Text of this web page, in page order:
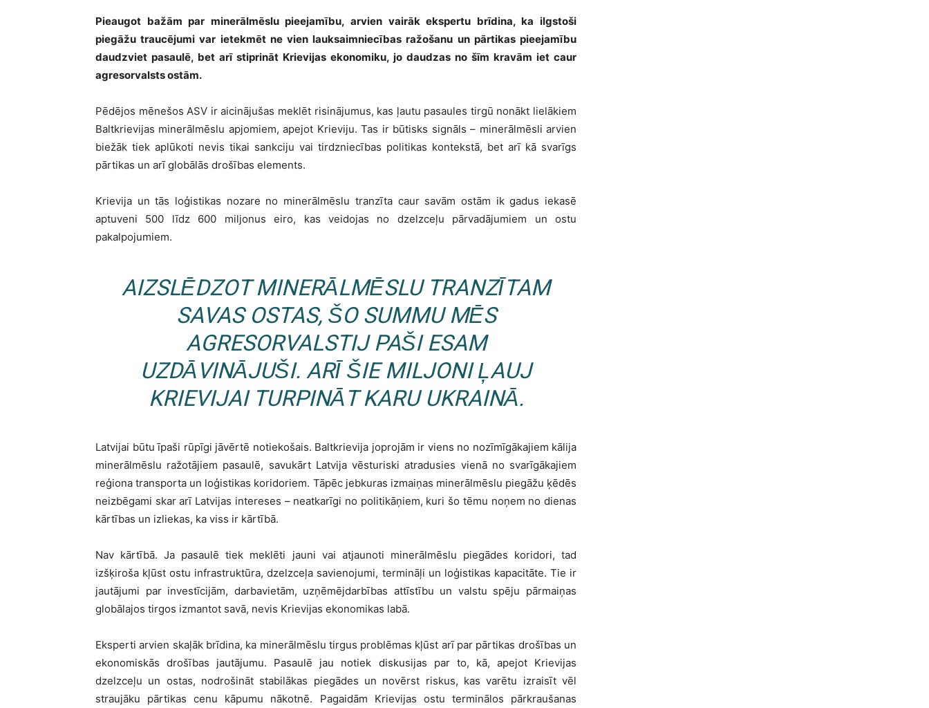
Pieaugot bažām par minerālmēslu pieejamību, arvien vairāk ekspertu brīdina, ka ilgstoši
piegāžu traucējumi var ietekmēt ne vienlauksaimniecības ražošanu unpārtikas pieejamību
daudzviet pasaulē, bet arī stiprināt Krievijas ekonomiku, jo daudzas no šīm kravām iet caur
agresorvalsts ostām.
Pēdējos mēnešos ASV ir aicinājušas meklēt risinājumus, kas ļautu pasaules tirgū nonākt lielākiem
Baltkrievijas minerālmēslu apjomiem, apejot Krieviju. Tas ir būtisks signāls – minerālmēsli arvien
biežāk tiek aplūkoti nevis tikai sankciju vai tirdzniecības politikas kontekstā, bet arī kā svarīgs
pārtikas un arī globālās drošības elements.
Krievija un tās loģistikas nozare no minerālmēslu tranzīta caur savām ostām ik gadus iekasē
aptuveni 500 līdz 600 miljonus eiro, kas veidojas no dzelzceļu pārvadājumiem un ostu
pakalpojumiem.
AIZSLĒDZOT MINERĀLMĒSLU TRANZĪTAM
SAVAS OSTAS, ŠO SUMMU MĒS
AGRESORVALSTIJ PAŠI ESAM
UZDĀVINĀJUŠI. ARĪ ŠIE MILJONI ĻAUJ
KRIEVIJAI TURPINĀT KARU UKRAINĀ.
Latvijai būtu īpaši rūpīgi jāvērtē notiekošais. Baltkrievija joprojām ir viens no nozīmīgākajiem kālija
minerālmēslu ražotājiem pasaulē, savukārt Latvija vēsturiski atradusies vienā no svarīgākajiem
reģiona transporta un loģistikas koridoriem. Tāpēc jebkuras izmaiņas minerālmēslu piegāžu ķēdēs
neizbēgami skar arī Latvijas intereses – neatkarīgi no politikāņiem, kuri šo tēmu noņem no dienas
kārtības un izliekas, ka viss ir kārtībā.
Nav kārtībā. Ja pasaulē tiek meklēti jauni vai atjaunoti minerālmēslu piegādes koridori, tad
izšķiroša kļūst ostu infrastruktūra, dzelzceļa savienojumi, termināļi un loģistikas kapacitāte. Tie ir
jautājumi par investīcijām, darbavietām, uzņēmējdarbības attīstību un valstu spēju pārmaiņas
globālajos tirgos izmantot savā, nevis Krievijas ekonomikas labā.
Eksperti arvien skaļāk brīdina, ka minerālmēslu tirgus problēmas kļūst arī par pārtikas drošības un
ekonomiskās drošības jautājumu. Pasaulē jau notiek diskusijas par to, kā, apejot Krievijas
dzelzceļu un ostas, nodrošināt stabilākas piegādes un novērst riskus, kas varētu izraisīt vēl
straujāku pārtikas cenu kāpumu nākotnē. Pagaidām Krievijas ostu terminālos pārkraušanas